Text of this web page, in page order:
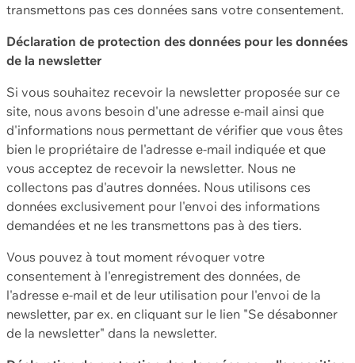
transmettons pas ces données sans votre consentement.
Déclaration de protection des données pour les données
de la newsletter
Si vous souhaitez recevoir la newsletter proposée sur ce
site, nous avons besoin d'une adresse e-mail ainsi que
d'informations nous permettant de vérifier que vous êtes
bien le propriétaire de l'adresse e-mail indiquée et que
vous acceptez de recevoir la newsletter. Nous ne
collectons pas d'autres données. Nous utilisons ces
données exclusivement pour l'envoi des informations
demandées et ne les transmettons pas à des tiers.
Vous pouvez à tout moment révoquer votre
consentement à l'enregistrement des données, de
l'adresse e-mail et de leur utilisation pour l'envoi de la
newsletter, par ex. en cliquant sur le lien "Se désabonner
de la newsletter" dans la newsletter.